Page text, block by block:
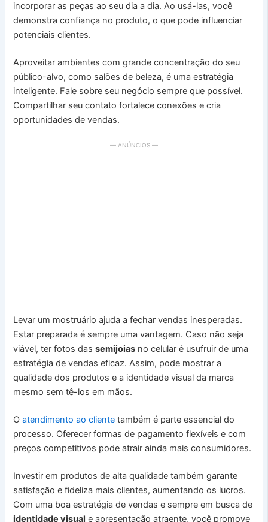
incorporar as peças ao seu dia a dia. Ao usá-las, você
demonstra confiança no produto, o que pode influenciar
potenciais clientes.
Aproveitar ambientes com grande concentração do seu
público-alvo, como salões de beleza, é uma estratégia
inteligente. Fale sobre seu negócio sempre que possível.
Compartilhar seu contato fortalece conexões e cria
oportunidades de vendas.
— ANÚNCIOS —
Levar um mostruário ajuda a fechar vendas inesperadas.
Estar preparada é sempre uma vantagem. Caso não seja
viável, ter fotos dassemijoias no celular é usufruir de uma
estratégia de vendas eficaz. Assim, pode mostrar a
qualidade dos produtos e a identidade visual da marca
mesmo sem tê-los em mãos.
Oatendimento ao cliente também é parte essencial do
processo. Oferecer formas de pagamento flexíveis e com
preços competitivos pode atrair ainda mais consumidores.
Investir em produtos de alta qualidade também garante
satisfação e fideliza mais clientes, aumentando os lucros.
Com uma boa estratégia de vendas e sempre em busca de
identidade visual e apresentação atraente, você promove